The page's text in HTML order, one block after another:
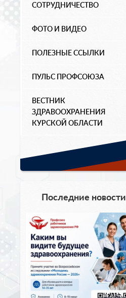
СОТРУДНИЧЕСТВО
ФОТО И ВИДЕО
ПОЛЕЗНЫЕ ССЫЛКИ
ПУЛЬС ПРОФСОЮЗА
ВЕСТНИК
ЗДРАВООХРАНЕНИЯ
КУРСКОЙ ОБЛАСТИ
Последние новости